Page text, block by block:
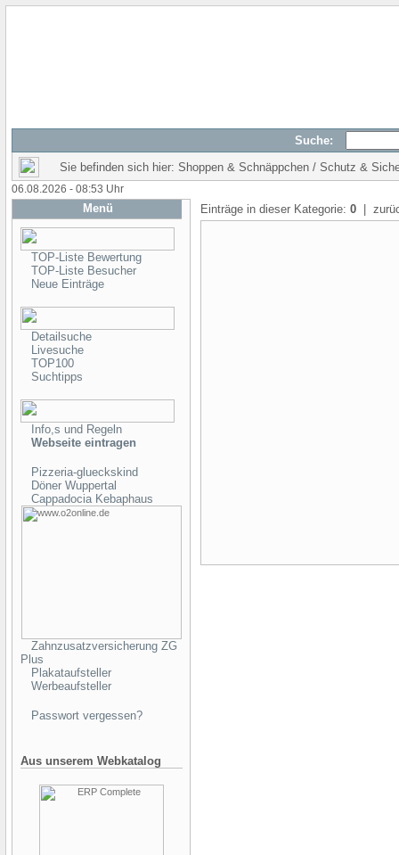
Suche:
Sie befinden sich hier: Shoppen & Schnäppchen / Schutz &
06.08.2026 - 08:53 Uhr
Menü
TOP-Liste Bewertung
TOP-Liste Besucher
Neue Einträge
Detailsuche
Livesuche
TOP100
Suchtipps
Info,s und Regeln
Webseite eintragen
Pizzeria-glueckskind
Döner Wuppertal
Cappadocia Kebaphaus
Zahnzusatzversicherung ZG
Plus
Plakataufsteller
Werbeaufsteller
Passwort vergessen?
Aus unserem Webkatalog
Einträge in dieser Kategorie: 0 |